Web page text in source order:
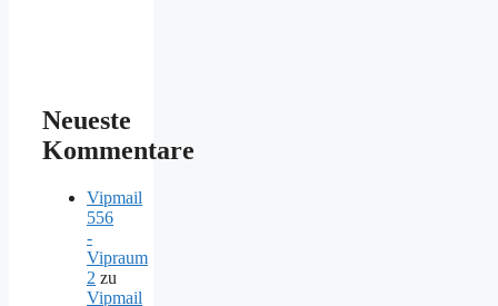
Neueste
Kommentare
Vipmail
556
-
Vipraum
2 zu
Vipmail